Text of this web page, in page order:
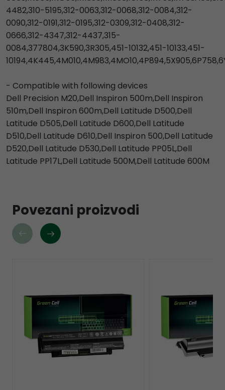
4482,310-5195,312-0063,312-0068,312-0084,312-
0090,312-0191,312-0195,312-0309,312-0408,312-
0666,312-4347,312-4437,315-
0084,377804,3K590,3R305,451-10132,451-10133,451-
- Compatible with following devices
Dell Precision M20,Dell Inspiron 500m,Dell Inspiron
510m,Dell Inspiron 600m,Dell Latitude D500,Dell
Latitude D505,Dell Latitude D600,Dell Latitude
D510,Dell Latitude D610,Dell Inspiron 500,Dell Latitude
D520,Dell Latitude D530,Dell Latitude PP05L,Dell
Latitude PP17L,Dell Latitude 500M,Dell Latitude 600M
Povezani proizvodi